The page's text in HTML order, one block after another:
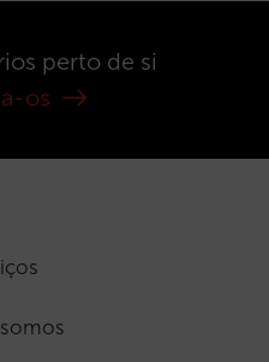
perto de si
os